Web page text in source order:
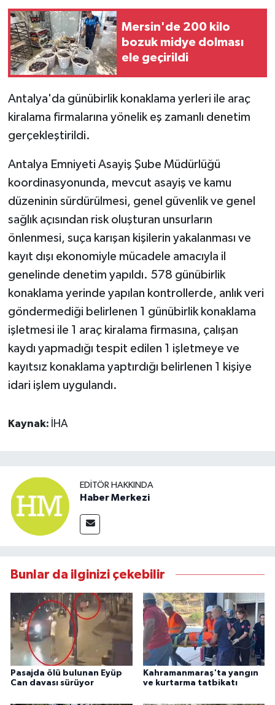
Mersin'de 200 kilo
bozuk midye dolması
ele geçirildi
Antalya'da günübirlik konaklama yerleri ile araç
kiralama firmalarına yönelik eş zamanlı denetim
gerçekleştirildi.
Antalya Emniyeti Asayiş Şube Müdürlüğü
koordinasyonunda, mevcut asayiş ve kamu
düzeninin sürdürülmesi, genel güvenlik ve genel
sağlık açısından risk oluşturan unsurların
önlenmesi, suça karışan kişilerin yakalanması ve
kayıt dışı ekonomiyle mücadele amacıyla il
genelinde denetim yapıldı. 578 günübirlik
konaklama yerinde yapılan kontrollerde, anlık veri
göndermediği belirlenen 1 günübirlik konaklama
işletmesi ile 1 araç kiralama firmasına, çalışan
kaydı yapmadığı tespit edilen 1 işletmeye ve
kayıtsız konaklama yaptırdığı belirlenen 1 kişiye
idari işlem uygulandı.
Kaynak: İHA
EDITÖR HAKKINDA
Haber Merkezi
Bunlar da ilginizi çekebilir
Pasajda ölü bulunan Eyüp
Can davası sürüyor
Kahramanmaraş'ta yangın
ve kurtarma tatbikatı